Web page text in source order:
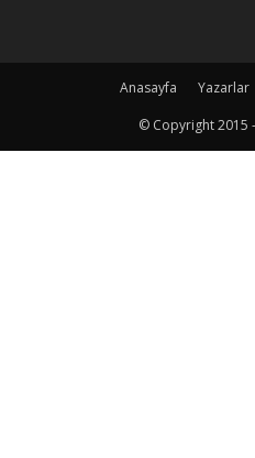
Anasayfa Yazarlar
© Copyright 2015